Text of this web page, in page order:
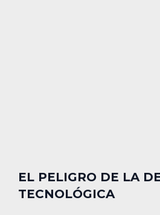
EL PELIGRO DE LA
TECNOLÓGICA